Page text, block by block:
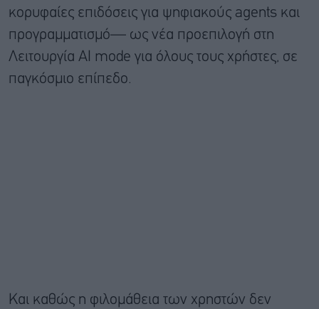
κορυφαίες επιδόσεις για ψηφιακούς agents και
προγραμματισμό— ως νέα προεπιλογή στη
Λειτουργία AI mode για όλους τους χρήστες, σε
παγκόσμιο επίπεδο.
Και καθώς η φιλομάθεια των χρηστών δεν